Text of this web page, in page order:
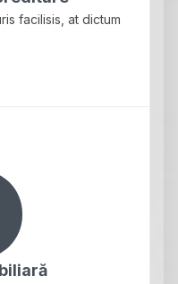
facilisis, at dictum